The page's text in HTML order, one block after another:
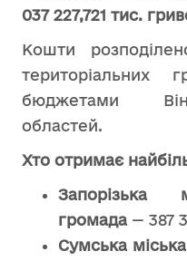
037 227,721 тис.
Кошти
територіальних
бюджетами
областей.
Хто отримає
Запорізька
громада — 387
Сумська